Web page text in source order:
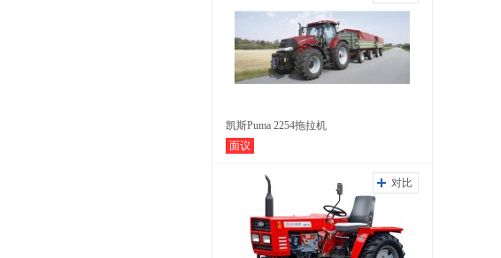
凯斯Puma 2254拖拉机
面议
对比